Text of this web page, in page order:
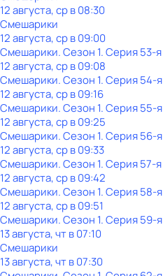
12 августа, ср в 08:30
Смешарики
12 августа, ср в 09:00
Смешарики. Сезон 1. Серия 53-я
12 августа, ср в 09:08
Смешарики. Сезон 1. Серия 54-я
12 августа, ср в 09:16
Смешарики. Сезон 1. Серия 55-я
12 августа, ср в 09:25
Смешарики. Сезон 1. Серия 56-я
12 августа, ср в 09:33
Смешарики. Сезон 1. Серия 57-я
12 августа, ср в 09:42
Смешарики. Сезон 1. Серия 58-я
12 августа, ср в 09:51
Смешарики. Сезон 1. Серия 59-я
13 августа, чт в 07:10
Смешарики
13 августа, чт в 07:30